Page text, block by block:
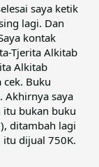
saya ketik
lagi. Dan
kontak
Tjerita Alkitab
Alkitab
cek. Buku
Akhirnya saya
itu bukan buku
ditambah lagi
dijual 750K.